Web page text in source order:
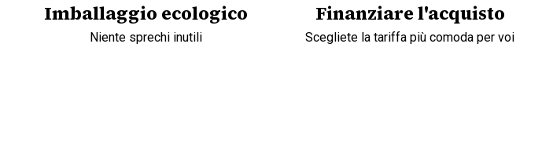
Imballaggio ecologico
Niente sprechi inutili
Finanziare l'acquisto
Scegliete la tariffa più comoda per voi